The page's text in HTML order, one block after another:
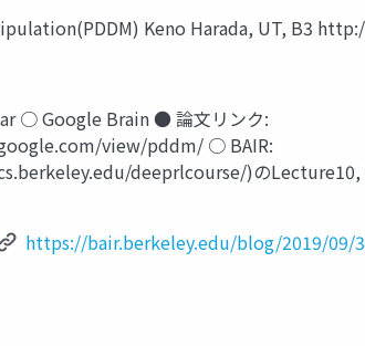
Keno Harada, UT, B3
○ Google Brain ● 論文リンク:
view/pddm/ ○ BAIR:
deeprlcourse/)のLecture10,
https://bair.berkeley.edu/blog/2019/09/